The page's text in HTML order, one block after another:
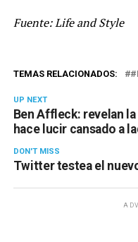
Fuente: Life and Style
TEMAS RELACIONADOS:
UP NEXT
Ben Affleck: revelan
hace lucir cansado a
DON'T MISS
Twitter testea el